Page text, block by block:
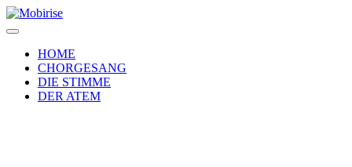
HOME
CHORGESANG
DIE STIMME
DER ATEM